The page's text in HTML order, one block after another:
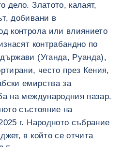
дело. Златото, калаят,
добивани в
контрола или влиянието
контрабандно по
(Уганда, Руанда),
често през Кения,
емирства за
на международния пазар.
състояние на
г. Народното събрание
в който се отчита